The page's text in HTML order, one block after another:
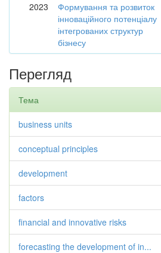
2023
Формування та розвиток
інноваційного потенціалу
інтегрованих структур
бізнесу
Перегляд
Тема
business units
conceptual principles
development
factors
financial and innovative risks
forecasting the development of in...